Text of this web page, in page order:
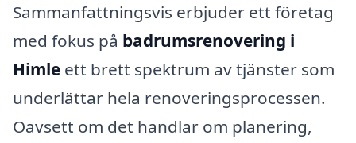
Sammanfattningsvis erbjuder ett företag
med fokus på badrumsrenovering i
Himle ett brett spektrum av tjänster som
underlättar hela renoveringsprocessen.
Oavsett om det handlar om planering,